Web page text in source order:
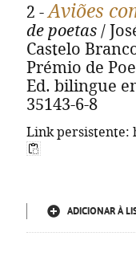
2 -Aviões
de poetas /
Castelo
Prémio de
Ed. bilingue
35143-6-8
Link persistente:
ADICIONAR À